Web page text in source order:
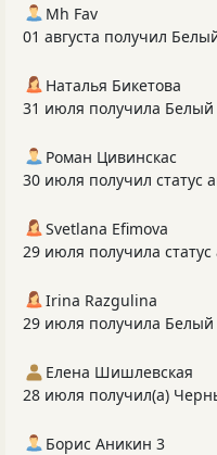
Mh Fav
01 августа получил
Наталья Бикетова
31 июля получила
Роман Цивинскас
30 июля получил статус
Svetlana Efimova
29 июля получила статус
Irina Razgulina
29 июля получила
Елена Шишлевская
28 июля получил(а)
Борис Аникин 3